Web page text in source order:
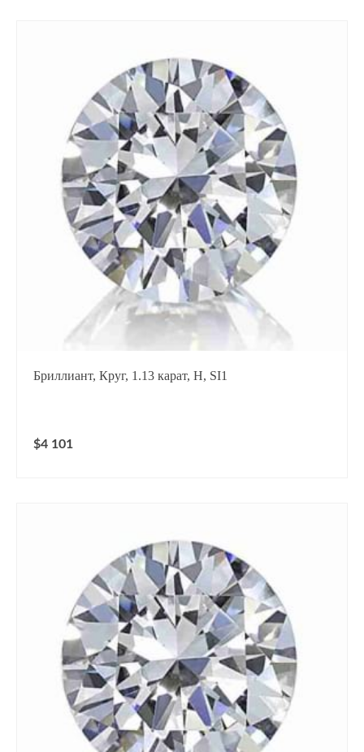
Бриллиант, Круг, 1.13 карат, H, SI1
$4 101